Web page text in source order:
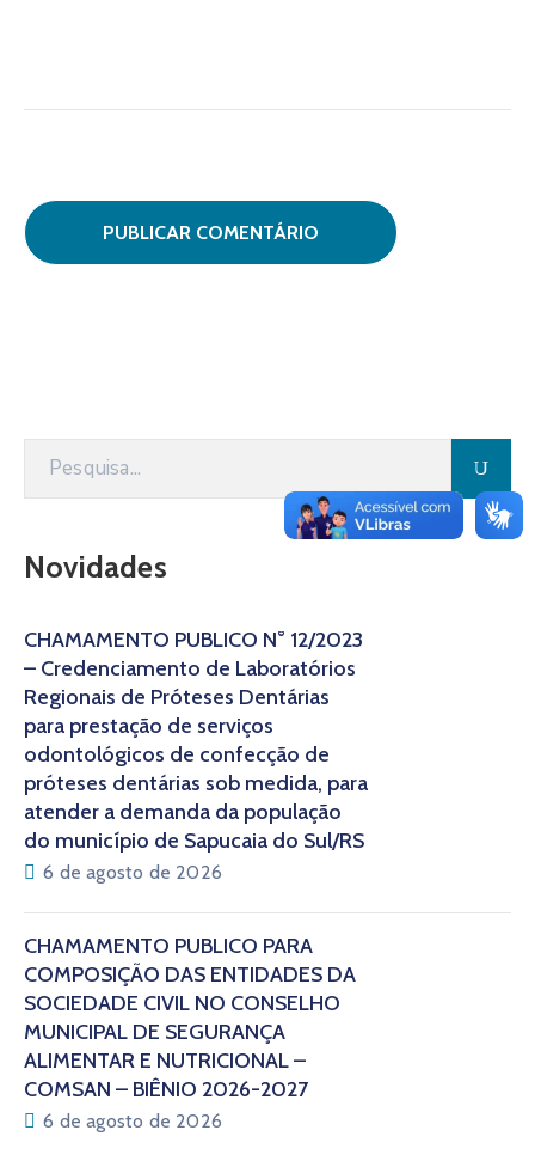
Novidades
CHAMAMENTO PÚBLICO N° 12/2023
– Credenciamento de Laboratórios
Regionais de Próteses Dentárias
para prestação de serviços
odontológicos de confecção de
próteses dentárias sob medida, para
atender a demanda da população
do município de Sapucaia do Sul/RS
6 de agosto de 2026
CHAMAMENTO PÚBLICO PARA
COMPOSIÇÃO DAS ENTIDADES DA
SOCIEDADE CIVIL NO CONSELHO
MUNICIPAL DE SEGURANÇA
ALIMENTAR E NUTRICIONAL –
COMSAN – BIÊNIO 2026-2027
6 de agosto de 2026